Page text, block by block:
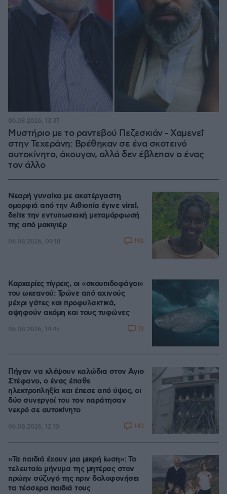
Μυστήριο με το ραντεβού Πεζεσκιάν - Χαμενεΐ
στην Τεχεράνη: Βρέθηκαν σε ένα σκοτεινό
αυτοκίνητο, άκουγαν, αλλά δεν έβλεπαν ο ένας
τον άλλο
06.08.2026, 13:37
Νεαρή γυναίκα με ακατέργαστη
ομορφιά από την Αιθιοπία έγινε viral,
δείτε την εντυπωσιακή μεταμόρφωσή
της από μακιγιέρ
06.08.2026, 09:18 192
Καρχαρίες τίγρεις, οι «σκουπιδοφάγοι»
του ωκεανού: Τρώνε από αχινούς
μέχρι γάτες και προφυλακτικά,
αψηφούν ακόμη και τους τυφώνες
06.08.2026, 14:45 13
Πήγαν να κλέψουν καλώδια στον Άγιο
Στέφανο, ο ένας έπαθε
ηλεκτροπληξία και έπεσε από ύψος, οι
δύο συνεργοί του τον παράτησαν
νεκρό σε αυτοκίνητο
06.08.2026, 12:10 143
«Τα παιδιά έχουν μια μικρή ίωση»: Το
τελευταίο μήνυμα της μητέρας στον
πρώην σύζυγό της πριν δολοφονήσει
τα τέσσερα παιδιά τους